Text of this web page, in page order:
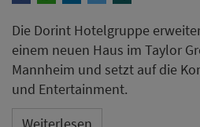
Die Dorint Hotelgruppe
einem neuen Haus im Taylor
Mannheim und setzt auf die
und Entertainment.